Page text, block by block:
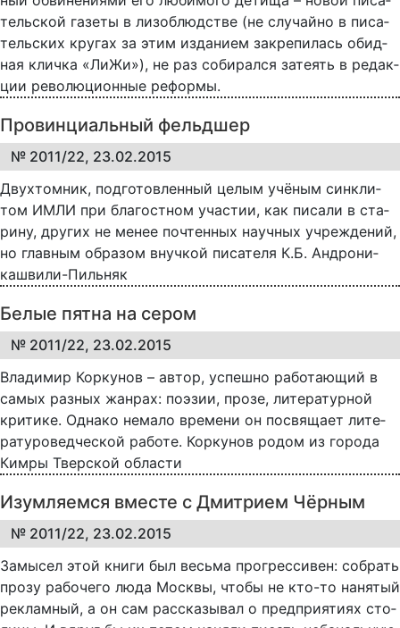
тель­ской га­зе­ты в ли­зо­блюд­ст­ве (не слу­чай­но в пи­са­
тель­ских кру­гах за этим из­да­ни­ем за­кре­пи­лась обид­
ная клич­ка «Ли­Жи»), не раз со­би­рал­ся за­те­ять в ре­дак­
ции ре­во­лю­ци­он­ные ре­фор­мы.
Провинциальный фельдшер
№ 2011/22, 23.02.2015
Двух­том­ник, под­го­тов­лен­ный це­лым учё­ным син­к­ли­
том ИМ­ЛИ при бла­го­ст­ном уча­с­тии, как пи­са­ли в ста­
ри­ну, дру­гих не ме­нее по­чтен­ных на­уч­ных уч­реж­де­ний,
но глав­ным об­ра­зом внуч­кой пи­са­те­ля К.Б. Ан­д­ро­ни­
каш­ви­ли-Пиль­няк
Белые пятна на сером
№ 2011/22, 23.02.2015
Вла­ди­мир Кор­ку­нов – ав­тор, ус­пеш­но ра­бо­та­ю­щий в
са­мых раз­ных жа­н­рах: по­эзии, про­зе, ли­те­ра­тур­ной
кри­ти­ке. Од­на­ко не­ма­ло вре­ме­ни он по­свя­ща­ет ли­те­
ра­ту­ро­вед­че­с­кой ра­бо­те. Кор­ку­нов ро­дом из го­ро­да
Ки­м­ры Твер­ской об­ла­с­ти
Изумляемся вместе с Дмитрием Чёрным
№ 2011/22, 23.02.2015
За­мы­сел этой кни­ги был весь­ма про­грес­си­вен: со­брать
про­зу ра­бо­че­го лю­да Моск­вы, что­бы не кто-то на­ня­тый
рек­лам­ный, а он сам рас­ска­зы­вал о пред­при­я­ти­ях сто­